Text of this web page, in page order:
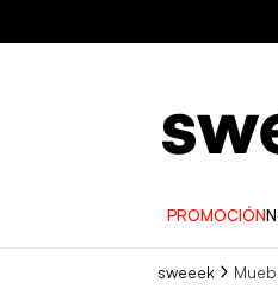
PROMOCIÓN
sweeek